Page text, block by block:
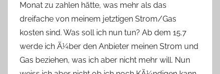
Monat zu zahlen hätte, was mehr als das
dreifache von meinem jetztigen Strom/Gas
kosten sind. Was soll ich nun tun? Ab dem 15.7
werde ich Ã¼ber den Anbieter meinen Strom und
Gas beziehen, was ich aber nicht mehr will. Nun